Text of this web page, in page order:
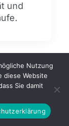
und
Nutzung
diese Website
Sie damit